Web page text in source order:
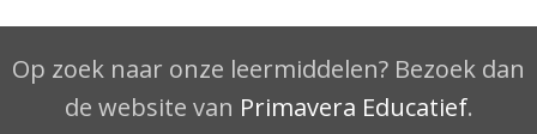
Op zoek naar onze leermiddelen? Bezoek dan
de website van Primavera Educatief.